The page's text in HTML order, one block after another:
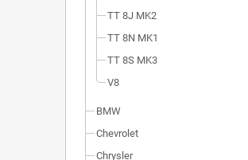
TT 8J MK2
TT 8N MK1
TT 8S MK3
V8
BMW
Chevrolet
Chrysler